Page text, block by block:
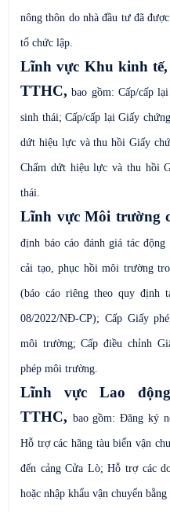
nông thôn do nhà đầu tư đã
tổ chức lập.
Lĩnh vực Khu kinh
TTHC, bao gồm: Cấp/cấp
sinh thái; Cấp/cấp lại Giấy
dứt hiệu lực và thu hồi Giấy
Chấm dứt hiệu lực và thu hồi
thái.
Lĩnh vực Môi trường
định báo cáo đánh giá tác
cải tạo, phục hồi môi trường
(báo cáo riêng theo quy định
08/2022/NĐ-CP); Cấp Giấy
môi trường; Cấp điều chỉnh
phép môi trường.
Lĩnh vực Lao
TTHC, bao gồm: Đăng ký
Hỗ trợ các hãng tàu biển vận
đến cảng Cửa Lò; Hỗ trợ các
hoặc nhập khẩu vận chuyển